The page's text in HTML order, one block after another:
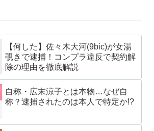
【何した】佐々木大河(9bic)が女湯
覗きで逮捕！コンプラ違反で契約解
除の理由を徹底解説
自称・広末涼子とは本物…なぜ自
称？逮捕されたのは本人で特定か!?